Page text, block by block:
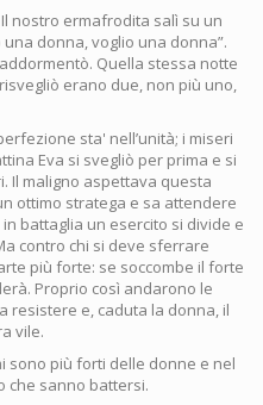
nostro ermafrodita salì su un
donna, voglio una donna”.
Quella stessa notte
erano due, non più uno,
sta' nell’unità; i miseri
Eva si svegliò per prima e si
Il maligno aspettava questa
ottimo stratega e sa attendere
battaglia un esercito si divide e
contro chi si deve sferrare
più forte: se soccombe il forte
Proprio così andarono le
resistere e, caduta la donna, il
vile.
sono più forti delle donne e nel
che sanno battersi.